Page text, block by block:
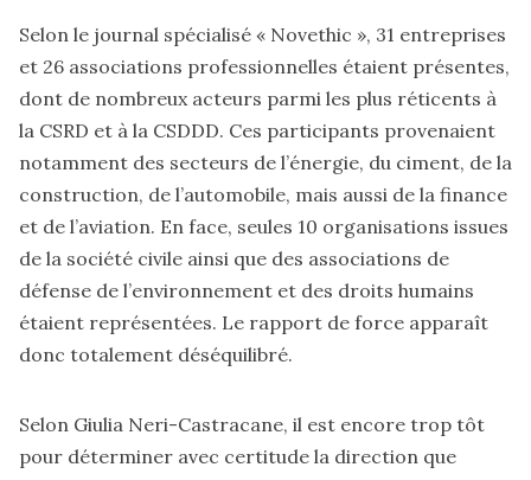
Selon le journal spécialisé « Novethic », 31 entreprises
et 26 associations professionnelles étaient présentes,
dont de nombreux acteurs parmi les plus réticents à
la CSRD et à la CSDDD. Ces participants provenaient
notamment des secteurs de l’énergie, du ciment, de la
construction, de l’automobile, mais aussi de la finance
et de l’aviation. En face, seules 10 organisations issues
de la société civile ainsi que des associations de
défense de l’environnement et des droits humains
étaient représentées. Le rapport de force apparaît
donc totalement déséquilibré.
Selon Giulia Neri-Castracane, il est encore trop tôt
pour déterminer avec certitude la direction que